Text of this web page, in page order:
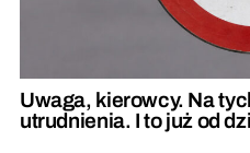
Uwaga, kierowcy. Na
utrudnienia. I to już od